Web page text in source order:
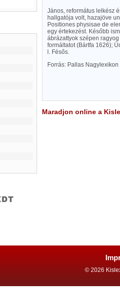
János, református lelkész
hallgatója volt, hazajöve
Positiones physisae de
egy értekezést. Később
ábrázattyok szépen
formáltatot (Bártfa 1626);
l. Fésős.
Forrás: Pallas Nagylexikon
Maradjon online a
© 2026